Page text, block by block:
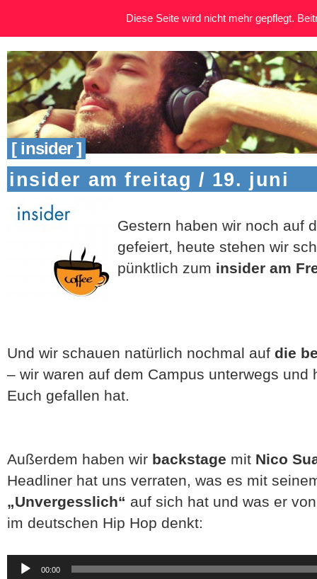
[ insider ]
insider am freitag / 19. juni
Gestern haben wir noch auf
gefeiert, heute stehen wir
pünktlich zum insider am
Und wir schauen natürlich nochmal auf die
– wir waren auf dem Campus unterwegs und
Euch gefallen hat.
Außerdem haben wir backstage mit Nico
Headliner hat uns verraten, was es mit
„Unvergesslich“ auf sich hat und was er
im deutschen Hip Hop denkt:
Audio-
Player
00:00
Diese Seite wird nicht mehr gepflegt.